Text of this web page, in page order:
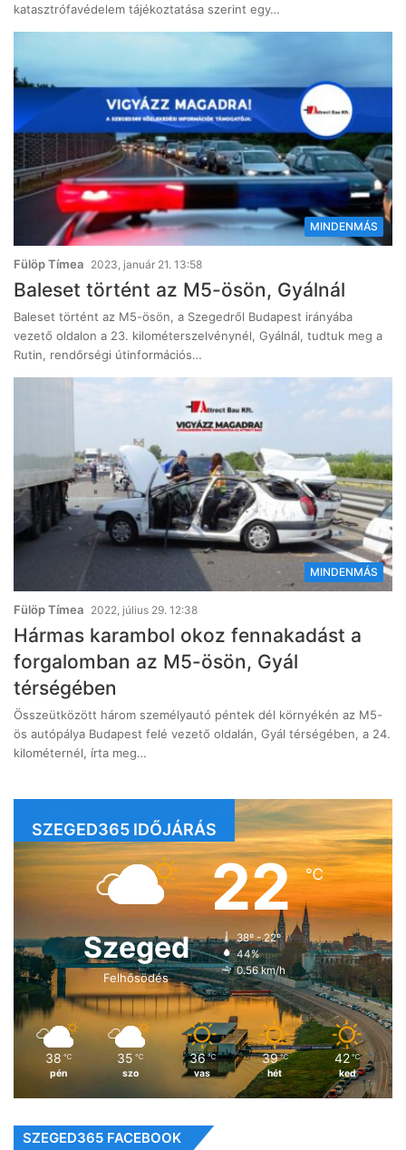
katasztrófavédelem tájékoztatása szerint egy…
MINDENMÁS
Fülöp Tímea 2023, január 21. 13:58
Baleset történt az M5-ösön, Gyálnál
Baleset történt az M5-ösön, a Szegedről Budapest irányába
vezető oldalon a 23. kilométerszelvénynél, Gyálnál, tudtuk meg a
Rutin, rendőrségi útinformációs…
MINDENMÁS
Fülöp Tímea 2022, július 29. 12:38
Hármas karambol okoz fennakadást a
forgalomban az M5-ösön, Gyál
térségében
Összeütközött három személyautó péntek dél környékén az M5-
ös autópálya Budapest felé vezető oldalán, Gyál térségében, a 24.
kilométernél, írta meg…
SZEGED365 IDŐJÁRÁS
Szeged
Felhősödés
22℃
38º - 22º
44%
0.56 km/h
38 ℃
pén
35 ℃
szo
36 ℃
vas
39 ℃
hét
42 ℃
ked
SZEGED365 FACEBOOK